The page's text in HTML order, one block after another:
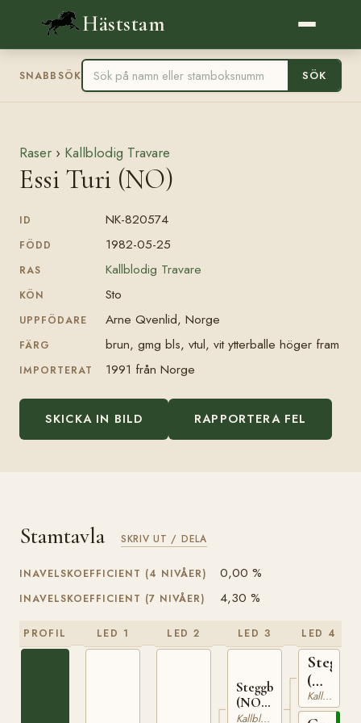
Häststam
SNABBSÖK SÖK
Raser › Kallblodig Travare
Essi Turi (NO)
ID NK-820574
FÖDD 1982-05-25
RAS Kallblodig Travare
KÖN Sto
UPPFÖDARE Arne Qvenlid, Norge
FÄRG brun, gmg bls, vtul, vit ytterballe höger fram
IMPORTERAT 1991 från Norge
SKICKA IN BILD RAPPORTERA FEL
Stamtavla SKRIV UT / DELA
INAVELSKOEFFICIENT (4 NIVÅER) 0,00 %
INAVELSKOEFFICIENT (7 NIVÅER) 4,30 %
PROFIL LED 1 LED 2 LED 3
Steggbest
(NO)
T-233Kallblodig Travare
LED 4
Stegg
(NO)
T-
169
Kallblodig Travare